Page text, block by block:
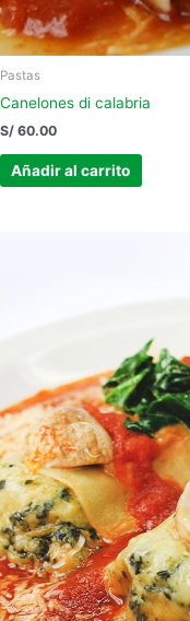
Pastas
Canelones di calabria
S/ 60.00
Añadir al carrito